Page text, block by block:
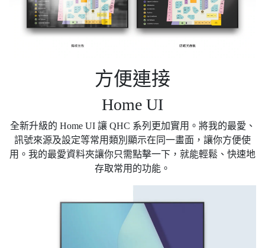
方便連接
Home UI
全新升級的 Home UI 讓 QHC 系列更加實用。將我的最愛、
訊號來源及設定等常用類別顯示在同一畫面，讓你方便使
用。我的最愛資料夾讓你只需點擊一下，就能輕鬆、快速地
存取常用的功能。